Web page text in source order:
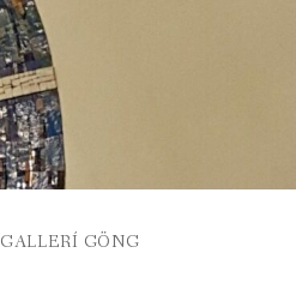
GALLERÍ GÖNG